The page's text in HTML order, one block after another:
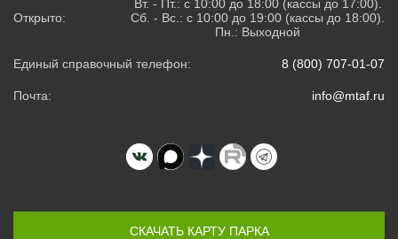
Открыто:
Вт. - Пт.: с 10:00 до 18:00 (кассы до 17:00).
Сб. - Вс.: с 10:00 до 19:00 (кассы до 18:00).
Пн.: Выходной
Единый справочный телефон: 8 (800) 707-01-07
Почта: info@mtaf.ru
СКАЧАТЬ КАРТУ ПАРКА